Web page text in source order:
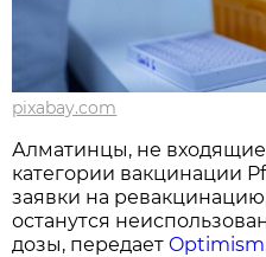
pixabay.com
Алматинцы, не
категории вакцинации
заявки на
останутся
дозы, передает